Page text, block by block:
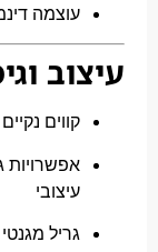
דינמית
וגימור
נקיים
גימור
מגנטי להסרה